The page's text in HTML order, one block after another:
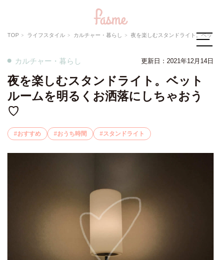
TOP ライフスタイル カルチャー・暮らし 夜を楽しむスタンドライト。ベットルームを
カルチャー・暮らし 更新日： 2021年12月14日
夜を楽しむスタンドライト。ベット
ルームを明るくお洒落にしちゃおう
♡
おすすめ おうち時間 スタンドライト